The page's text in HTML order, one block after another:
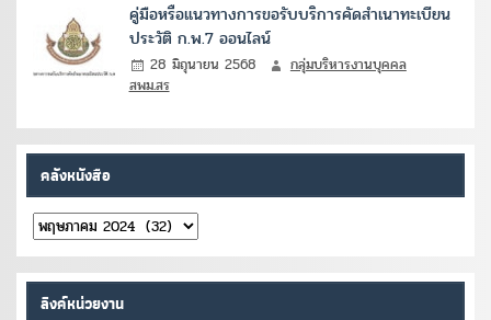
คู่มือหรือแนวทางการขอรับบริการคัดสำเนาทะเบียน
ประวัติ ก.พ.7 ออนไลน์
28 มิถุนายน 2568
กลุ่มบริหารงานบุคคล
สพม.สร
คลังหนังสือ
คลัง
หนังสือ
ลิงค์หน่วยงาน